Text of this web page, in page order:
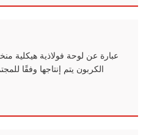
الكربون يتم إنتاجها وفقًا